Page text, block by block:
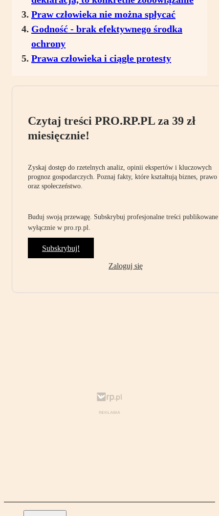
Praw człowieka nie można spłycać
Godność - brak efektywnego środka
ochrony
Prawa człowieka i ciągłe protesty
Czytaj treści PRO.RP.PL za 39 zł
miesięcznie!
Zyskaj dostęp do rzetelnych analiz, opinii ekspertów i kluczowych
prognoz gospodarczych. Poznaj fakty, które kształtują biznes, prawo
oraz społeczeństwo.
Buduj swoją przewagę. Subskrybuj profesjonalne treści publikowane
wyłącznie w pro.rp.pl.
Subskrybuj!
Zaloguj się